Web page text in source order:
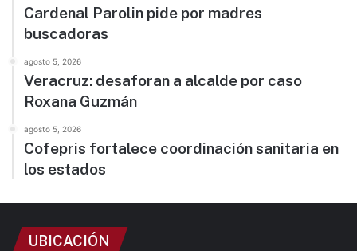
Cardenal Parolin pide por madres
buscadoras
agosto 5, 2026
Veracruz: desaforan a alcalde por caso
Roxana Guzmán
agosto 5, 2026
Cofepris fortalece coordinación sanitaria en
los estados
UBICACIÓN